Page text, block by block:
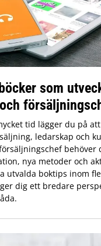
som
tid lägger du på
ledarskap och
behöver
nya metoder och
utvalda boktips inom
dig ett bredare